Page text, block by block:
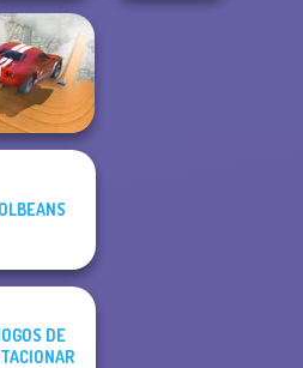
YORG.io
City Driver:
DE